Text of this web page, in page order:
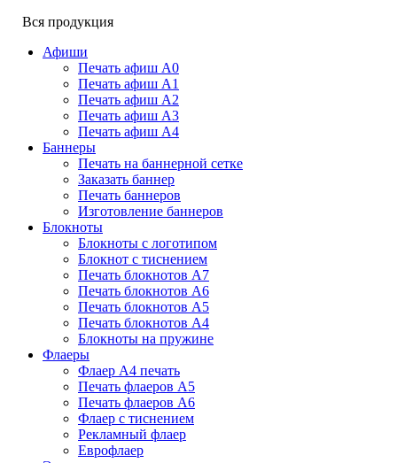
Вся продукция
Афиши
Печать афиш А0
Печать афиш А1
Печать афиш А2
Печать афиш А3
Печать афиш А4
Баннеры
Печать на баннерной сетке
Заказать баннер
Печать баннеров
Изготовление баннеров
Блокноты
Блокноты с логотипом
Блокнот с тиснением
Печать блокнотов А7
Печать блокнотов А6
Печать блокнотов А5
Печать блокнотов А4
Блокноты на пружине
Флаеры
Флаер А4 печать
Печать флаеров А5
Печать флаеров А6
Флаер с тиснением
Рекламный флаер
Еврофлаер